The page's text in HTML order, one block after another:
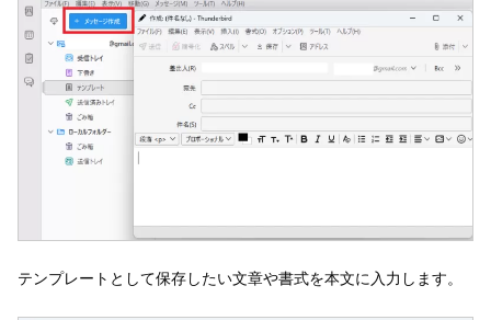
テンプレートとして保存したい文章や書式を本文に入力します。